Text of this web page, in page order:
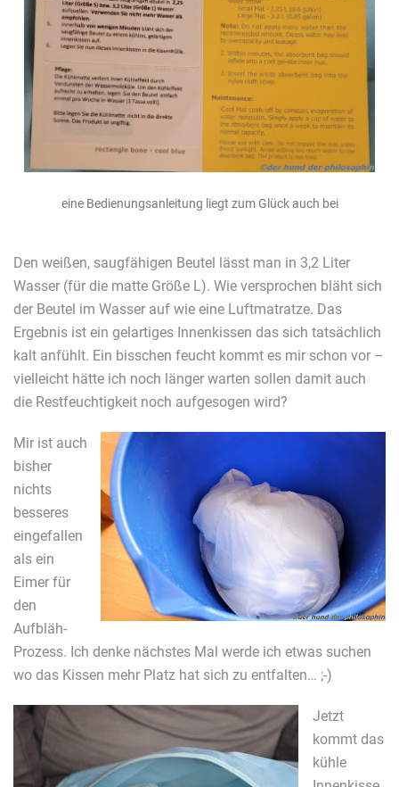
eine Bedienungsanleitung liegt zum Glück auch bei
Den weißen, saugfähigen Beutel lässt man in 3,2 Liter
Wasser (für die matte Größe L). Wie versprochen bläht sich
der Beutel im Wasser auf wie eine Luftmatratze. Das
Ergebnis ist ein gelartiges Innenkissen das sich tatsächlich
kalt anfühlt. Ein bisschen feucht kommt es mir schon vor –
vielleicht hätte ich noch länger warten sollen damit auch
die Restfeuchtigkeit noch aufgesogen wird?
Mir ist auch
bisher
nichts
besseres
eingefallen
als ein
Eimer für
den
Aufbläh-
Prozess. Ich denke nächstes Mal werde ich etwas suchen
wo das Kissen mehr Platz hat sich zu entfalten… ;-)
Jetzt
kommt das
kühle